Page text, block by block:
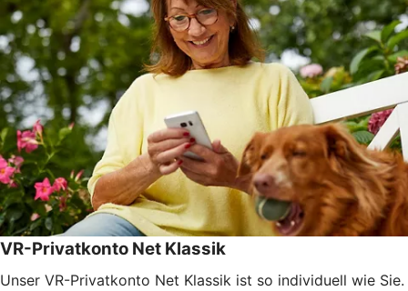
VR-Privatkonto Net Klassik
Unser VR-Privatkonto Net Klassik ist so individuell wie Sie.